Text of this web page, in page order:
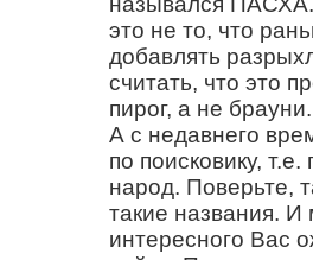
это не то, что
добавлять
считать, что это
пирог, а не брауни.
А с недавнего
по поисковику,
народ. Поверьте,
такие названия. И
интересного Вас